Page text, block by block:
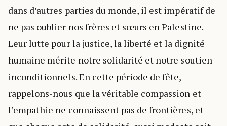
dans d’autres parties du monde, il est impératif de
ne pas oublier nos frères et sœurs en Palestine.
Leur lutte pour la justice, la liberté et la dignité
humaine mérite notre solidarité et notre soutien
inconditionnels. En cette période de fête,
rappelons-nous que la véritable compassion et
l’empathie ne connaissent pas de frontières, et